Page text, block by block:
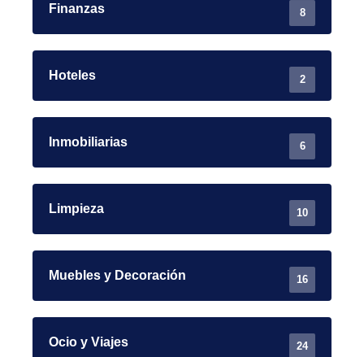
Finanzas 8
Hoteles 2
Inmobiliarias 6
Limpieza 10
Muebles y Decoración 16
Ocio y Viajes 24